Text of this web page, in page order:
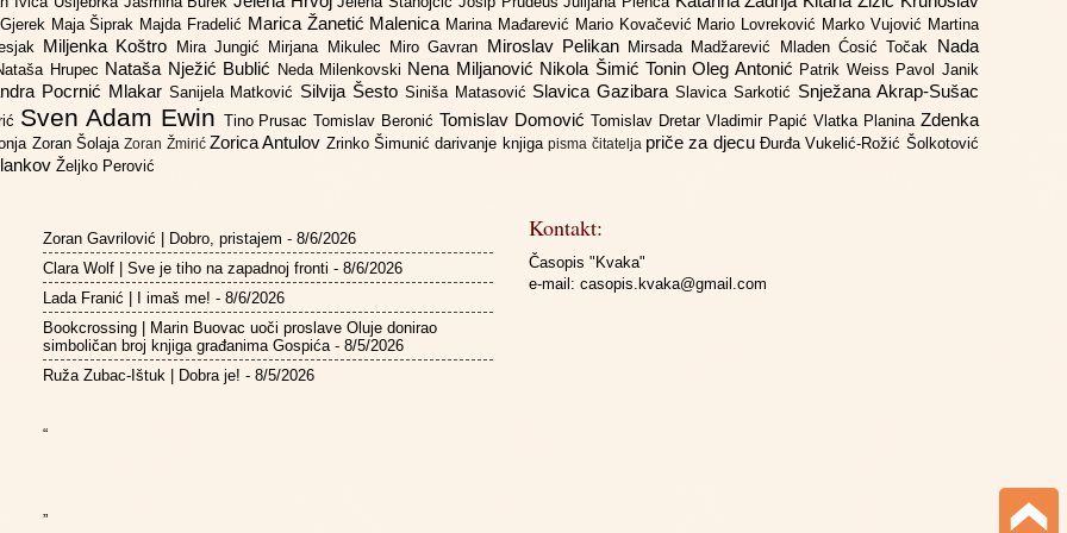
Maja Šiprak Majda Fradelić Marica Žanetić Malenica Marina Mađarević Mario Kovačević Mario Lovreković Marko Vujović Martina
Miljenka Koštro Mira Jungić Mirjana Mikulec Miro Gavran Miroslav Pelikan Mirsada Madžarević Mladen Ćosić Točak Nada
Hrupec Nataša Nježić Bublić Neda Milenkovski Nena Miljanović Nikola Šimić ToninOleg Antonić Patrik Weiss Pavol Janik
Pocrnić Mlakar Sanijela Matković Silvija Šesto Siniša Matasović Slavica GazibaraSlavica Sarkotić Snježana Akrap-Sušac
Sven Adam Ewin Tino PrusacTomislav Beronić Tomislav DomovićTomislav Dretar Vladimir Papić Vlatka Planina Zdenka
Zoran ŠolajaZoran ŽmirićZorica Antulov Zrinko Šimunićdarivanje knjigapisma čitatelja priče za djecu Đurđa Vukelić-Rožić Šolkotović
Željko Perović
Zoran Gavrilović | Dobro, pristajem - 8/6/2026
Clara Wolf | Sve je tiho na zapadnoj fronti - 8/6/2026
Lada Franić | I imaš me! - 8/6/2026
Bookcrossing | Marin Buovac uoči proslave Oluje donirao
simboličan broj knjiga građanima Gospića- 8/5/2026
Ruža Zubac-Ištuk | Dobra je! - 8/5/2026
“
”
Kontakt:
Časopis "Kvaka"
e-mail: casopis.kvaka@gmail.com